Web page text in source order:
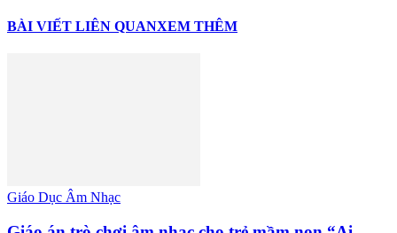
BÀI VIẾT LIÊN QUANXEM THÊM
Giáo Dục Âm Nhạc